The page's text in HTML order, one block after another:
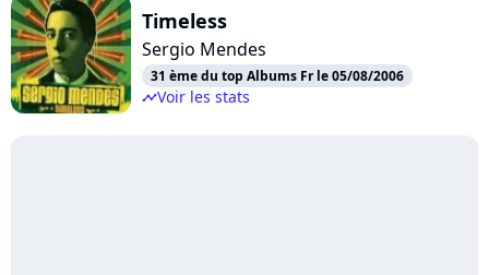
Timeless
Sergio Mendes
31 ème du top Albums Fr le 05/08/2006
timelineVoir les stats